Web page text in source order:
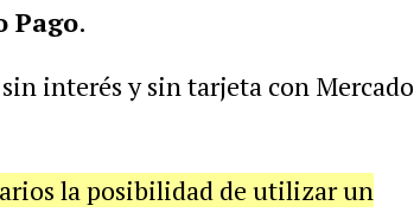
Pago.
interés y sin tarjeta con Mercado
la posibilidad de utilizar un